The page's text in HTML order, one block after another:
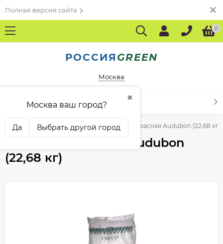
Полная версия сайта
0
РОССИЯ GREEN
Москва
✖
Москва ваш город?
Да Выбрать другой город
КАТАЛОГ ТОВАРОВ
Jacklin Seed Овсяница красная Audubon (22,68 кг)
Овсяница красная Audubon
(22,68 кг)